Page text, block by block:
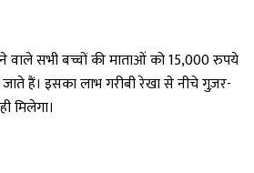
सभी बच्चों की माताओं को 15,000 रुपये
जाते हैं। इसका लाभ गरीबी रेखा से नीचे गुज़र-
मिलेगा।